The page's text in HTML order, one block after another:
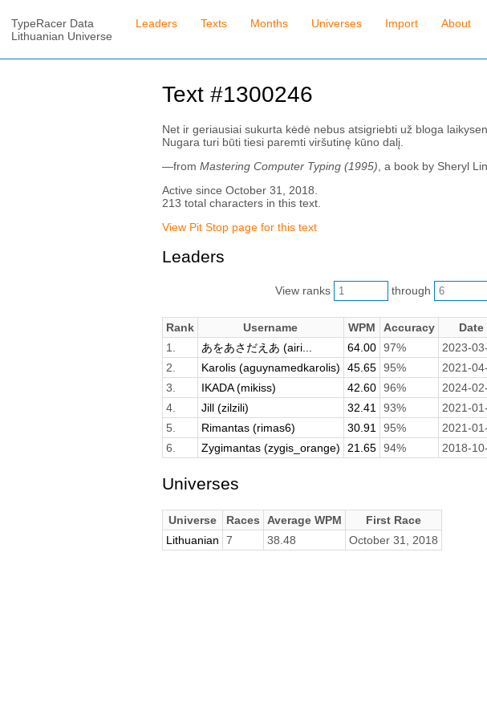
TypeRacer Data
Lithuanian Universe
Leaders Texts Months Universes Import About
Text #1300246
Net ir geriausiai sukurta kėdė nebus atsigriebti už bloga
Nugara turi būti tiesi paremti viršutinę kūno dalį.
—from Mastering Computer Typing (1995) , a book by Sheryl
Active since October 31, 2018.
213 total characters in this text.
View Pit Stop page for this text
Leaders
View ranks through
Rank Username WPM Accuracy
Date
1.
あをあさだえあ (airi... 64.00 97%
2023-
2.
Karolis (aguynamedkarolis) 45.65 95%
2021-
3.
IKADA (mikiss) 42.60 96%
2024-
4.
Jill (zilzili) 32.41 93%
2021-
5.
Rimantas (rimas6) 30.91 95%
2021-
6.
Zygimantas (zygis_orange) 21.65 94% 2018-
Universes
Universe Races Average WPM
First Race
Lithuanian
7 38.48 October 31, 2018